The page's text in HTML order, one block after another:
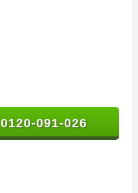
0120-091-026